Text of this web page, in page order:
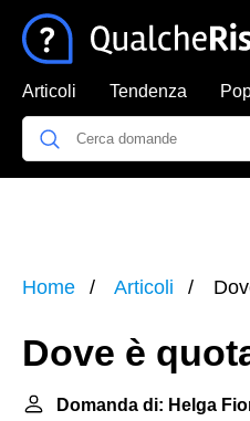
Articoli Tendenza
Home Articoli
Dove è
Domanda di: Helga